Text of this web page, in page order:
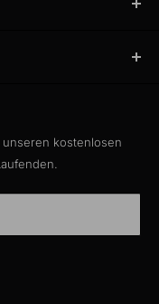
1997.
kostenlosen